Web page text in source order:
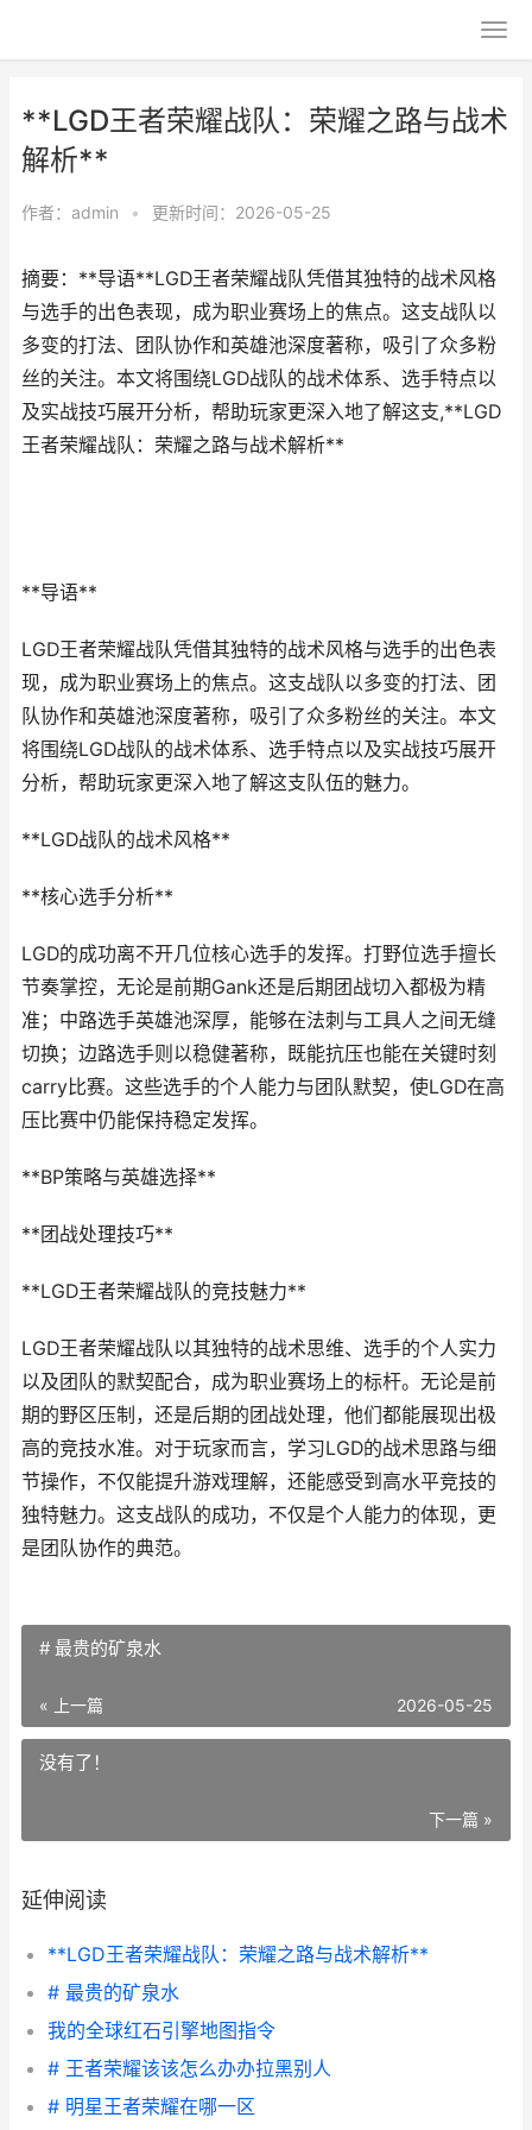
**LGD王者荣耀战队：荣耀之路与战术
解析**
作者： admin • 更新时间：2026-05-25
摘要：**导语**LGD王者荣耀战队凭借其独特的战术风格
与选手的出色表现，成为职业赛场上的焦点。这支战队以
多变的打法、团队协作和英雄池深度著称，吸引了众多粉
丝的关注。本文将围绕LGD战队的战术体系、选手特点以
及实战技巧展开分析，帮助玩家更深入地了解这支,**LGD
王者荣耀战队：荣耀之路与战术解析**
**导语**
LGD王者荣耀战队凭借其独特的战术风格与选手的出色表
现，成为职业赛场上的焦点。这支战队以多变的打法、团
队协作和英雄池深度著称，吸引了众多粉丝的关注。本文
将围绕LGD战队的战术体系、选手特点以及实战技巧展开
分析，帮助玩家更深入地了解这支队伍的魅力。
**LGD战队的战术风格**
**核心选手分析**
LGD的成功离不开几位核心选手的发挥。打野位选手擅长
节奏掌控，无论是前期Gank还是后期团战切入都极为精
准；中路选手英雄池深厚，能够在法刺与工具人之间无缝
切换；边路选手则以稳健著称，既能抗压也能在关键时刻
carry比赛。这些选手的个人能力与团队默契，使LGD在高
压比赛中仍能保持稳定发挥。
**BP策略与英雄选择**
**团战处理技巧**
**LGD王者荣耀战队的竞技魅力**
LGD王者荣耀战队以其独特的战术思维、选手的个人实力
以及团队的默契配合，成为职业赛场上的标杆。无论是前
期的野区压制，还是后期的团战处理，他们都能展现出极
高的竞技水准。对于玩家而言，学习LGD的战术思路与细
节操作，不仅能提升游戏理解，还能感受到高水平竞技的
独特魅力。这支战队的成功，不仅是个人能力的体现，更
是团队协作的典范。
# 最贵的矿泉水
« 上一篇 2026-05-25
没有了！
下一篇 »
延伸阅读
**LGD王者荣耀战队：荣耀之路与战术解析**
# 最贵的矿泉水
我的全球红石引擎地图指令
# 王者荣耀该该怎么办办拉黑别人
# 明星王者荣耀在哪一区